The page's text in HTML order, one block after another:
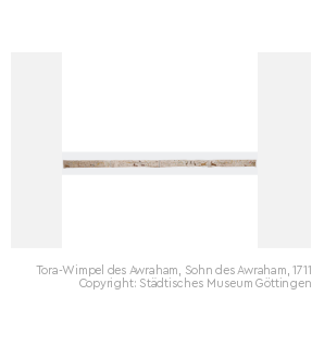
Tora-Wimpel des Awraham, Sohn des Awraham, 1711
Copyright: Städtisches Museum Göttingen